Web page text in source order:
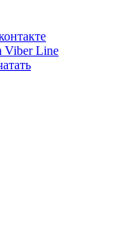
Viber Line